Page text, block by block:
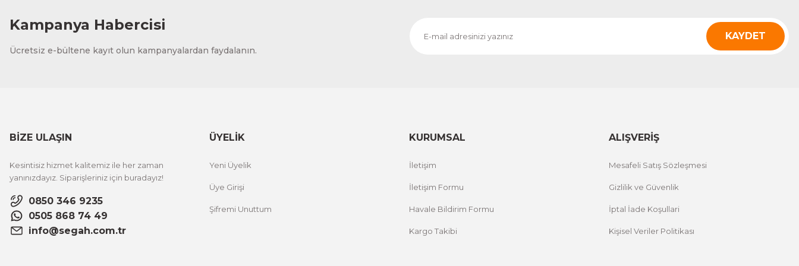
Kampanya Habercisi
Ücretsiz e-bültene kayıt olun kampanyalardan faydalanın.
KAYDET
BİZE ULAŞIN
Kesintisiz hizmet kalitemiz ile her zaman
yanınızdayız. Siparişleriniz için buradayız!
0850 346 9235
0505 868 74 49
info@segah.com.tr
ÜYELİK
Yeni Üyelik
Üye Girişi
Şifremi Unuttum
KURUMSAL
İletişim
İletişim Formu
Havale Bildirim Formu
Kargo Takibi
ALIŞVERİŞ
Mesafeli Satış Sözleşmesi
Gizlilik ve Güvenlik
İptal İade Koşullari
Kişisel Veriler Politikası